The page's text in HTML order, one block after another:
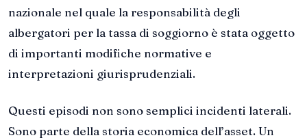
nazionale nel quale la responsabilità degli
albergatori per la tassa di soggiorno è stata oggetto
di importanti modifiche normative e
interpretazioni giurisprudenziali.
Questi episodi non sono semplici incidenti laterali.
Sono parte della storia economica dell’asset. Un